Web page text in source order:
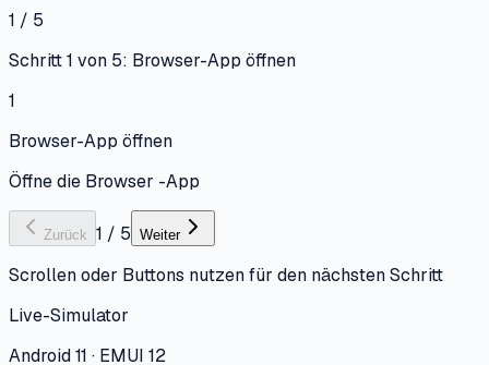
1 / 5
Schritt 1 von 5: Browser-App öffnen
1
Browser-App öffnen
Öffne die Browser -App
Zurück 1 / 5 Weiter
Scrollen oder Buttons nutzen für den nächsten Schritt
Live-Simulator
Android 11 · EMUI 12